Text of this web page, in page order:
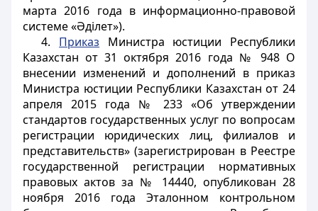
марта 2016 года в информационно-правовой
системе «Әділет»).
4. Приказ Министра юстиции Республики
Казахстан от 31 октября 2016 года № 948 О
внесении изменений и дополнений в приказ
Министра юстиции Республики Казахстан от 24
апреля 2015 года № 233 «Об утверждении
стандартов государственных услуг по вопросам
регистрации юридических лиц, филиалов и
представительств» (зарегистрирован в Реестре
государственной регистрации нормативных
правовых актов за № 14440, опубликован 28
ноября 2016 года Эталонном контрольном